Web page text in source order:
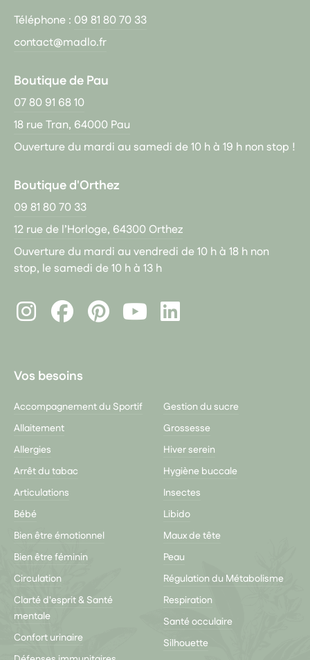
Téléphone : 09 81 80 70 33
contact@madlo.fr
Boutique de Pau
07 80 91 68 10
18 rue Tran, 64000 Pau
Ouverture du mardi au samedi de 10 h à 19 h non stop !
Boutique d'Orthez
09 81 80 70 33
12 rue de l’Horloge, 64300 Orthez
Ouverture du mardi au vendredi de 10 h à 18 h non
stop, le samedi de 10 h à 13 h
InstagramFacebookPinterest
LinkedIn
Vos besoins
Accompagnement du Sportif
Allaitement
Allergies
Arrêt du tabac
Articulations
Bébé
Bien être émotionnel
Bien être féminin
Circulation
Clarté d'esprit & Santé
mentale
Confort urinaire
Gestion du sucre
Grossesse
Hiver serein
Hygiène buccale
Insectes
Libido
Maux de tête
Peau
Régulation du Métabolisme
Respiration
Santé occulaire
Silhouette